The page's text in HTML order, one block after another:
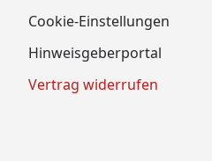
Cookie-Einstellungen
Hinweisgeberportal
Vertrag widerrufen